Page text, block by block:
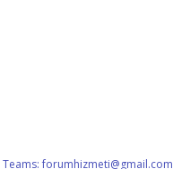
Teams:forumhizmeti@gmail.com